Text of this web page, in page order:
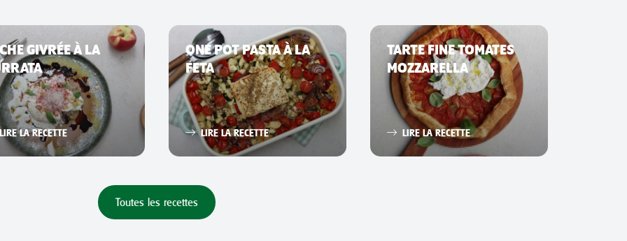
GIVRÉE À LA
LIRE LA RECETTE
ONE POT PASTA À LA
FETA
LIRE LA RECETTE
TARTE FINE TOMATES
MOZZARELLA
LIRE LA RECETTE
Toutes les recettes